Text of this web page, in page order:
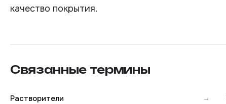
качество покрытия.
Связанные термины
Растворители →